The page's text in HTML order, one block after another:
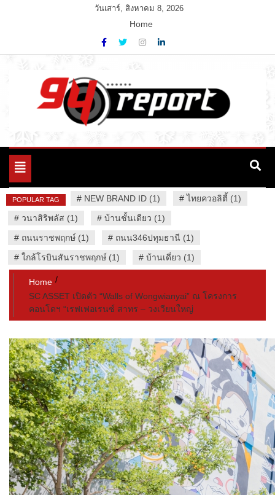
วันเสาร์, สิงหาคม 8, 2026
Home
94 Report.com
Variety News
Toggle
POPULAR TAG # NEW BRAND ID (1) #ไทยควอลิตี้ (1)
# วนาสิริพลัส (1) # บ้านชั้นเดียว (1)
# ถนนราชพฤกษ์ (1) # ถนน346ปทุมธานี (1)
# ใกล้โรบินสันราชพฤกษ์ (1) # บ้านเดี่ยว (1)
Home
SC ASSET เปิดตัว “Walls of Wongwianyai” ณ โครงการ
คอนโดฯ “เรฟเฟอเรนซ์ สาทร – วงเวียนใหญ่